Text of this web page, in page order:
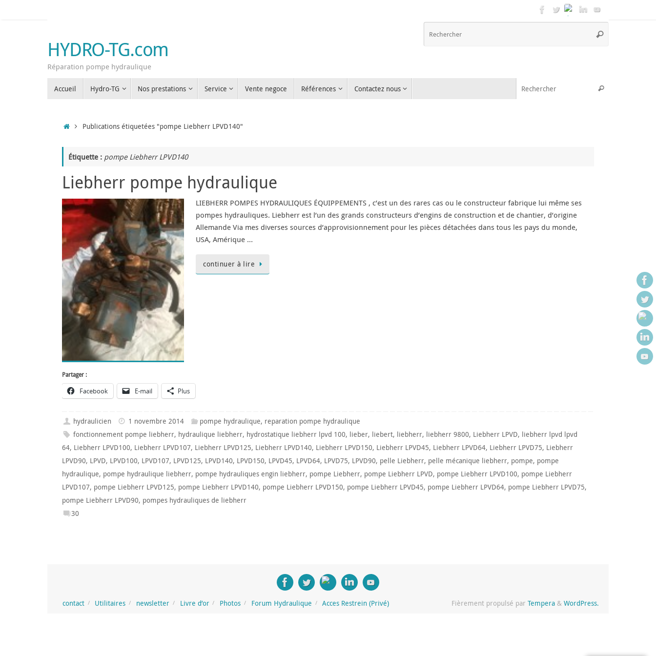
HYDRO-TG.com
Réparation pompe hydraulique
Rechercher
Accueil Hydro-TG Nos prestations Service Vente negoce Références Contactez nous Rechercher
AccueilPublications étiquetées "pompe Liebherr LPVD140"
Étiquette : pompe Liebherr LPVD140
Liebherr pompe hydraulique
LIEBHERR POMPES HYDRAULIQUES ÉQUIPPEMENTS , c’est un des rares cas ou le constructeur fabrique lui même ses
pompes hydrauliques. Liebherr est l’un des grands constructeurs d’engins de construction et de chantier, d’origine
Allemande Via mes diverses sources d’approvisionnement pour les pièces détachées dans tous les pays du monde,
USA, Amérique …
continuer à lire
Partager :
Facebook E-mail Plus
hydraulicien 1 novembre 2014 pompe hydraulique, reparation pompe hydraulique
fonctionnement pompe liebherr, hydraulique liebherr, hydrostatique liebherr lpvd 100, lieber, liebert, liebherr, liebherr 9800, Liebherr LPVD, liebherr lpvd lpvd
64, Liebherr LPVD100, Liebherr LPVD107, Liebherr LPVD125, Liebherr LPVD140, Liebherr LPVD150, Liebherr LPVD45, Liebherr LPVD64, Liebherr LPVD75, Liebherr
LPVD90, LPVD, LPVD100, LPVD107, LPVD125, LPVD140, LPVD150, LPVD45, LPVD64, LPVD75, LPVD90, pelle Liebherr, pelle mécanique liebherr, pompe, pompe
hydraulique, pompe hydraulique liebherr, pompe hydrauliques engin liebherr, pompe Liebherr, pompe Liebherr LPVD, pompe Liebherr LPVD100, pompe Liebherr
LPVD107, pompe Liebherr LPVD125, pompe Liebherr LPVD140, pompe Liebherr LPVD150, pompe Liebherr LPVD45, pompe Liebherr LPVD64, pompe Liebherr LPVD75,
pompe Liebherr LPVD90, pompes hydrauliques de liebherr
30
contact Utilitaires newsletter Livre d’or Photos Forum Hydraulique Acces Restrein (Privé) Fièrement propulsé par Tempera & WordPress.